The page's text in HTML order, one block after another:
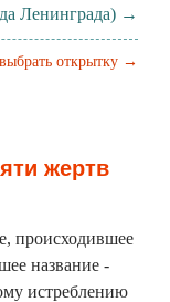
Ленинграда) →
выбрать открытку →
жертв
происходившее
название -
истреблению